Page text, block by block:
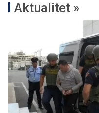
Aktualitet »